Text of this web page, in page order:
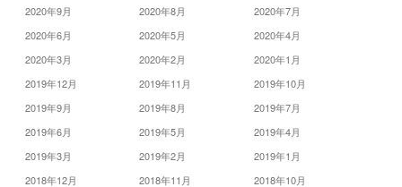
2020年9月
2020年8月
2020年7月
2020年6月
2020年5月
2020年4月
2020年3月
2020年2月
2020年1月
2019年12月
2019年11月
2019年10月
2019年9月
2019年8月
2019年7月
2019年6月
2019年5月
2019年4月
2019年3月
2019年2月
2019年1月
2018年12月
2018年11月
2018年10月